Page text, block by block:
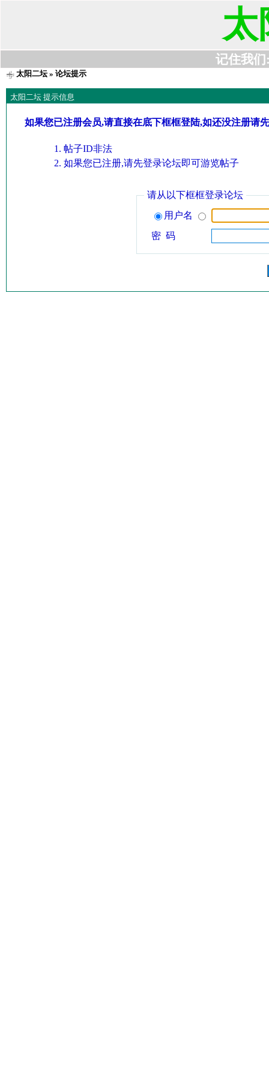
太
记住我们
太阳二坛» 论坛提示
太阳二坛 提示信息
如果您已注册会员,请直接在底下框框登陆,如还没注册请
帖子ID非法
如果您已注册,请先登录论坛即可游览帖子
请从以下框框登录论坛
用户名
密 码